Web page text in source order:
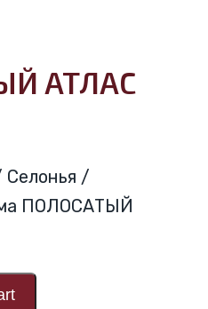
АТЛАС
Селонья /
ПОЛОСАТЫЙ